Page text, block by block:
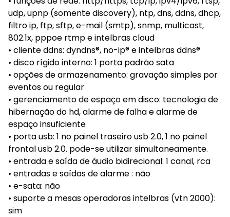
udp, upnp (somente discovery), ntp, dns, ddns, dhcp,
filtro ip, ftp, sftp, e-mail (smtp), snmp, multicast,
802.1x, pppoe rtmp e intelbras cloud
• cliente ddns: dyndns®, no-ip® e intelbras ddns®
• disco rígido interno: 1 porta padrão sata
• opções de armazenamento: gravação simples por
eventos ou regular
• gerenciamento de espaço em disco: tecnologia de
hibernação do hd, alarme de falha e alarme de
espaço insuficiente
• porta usb: 1 no painel traseiro usb 2.0, 1 no painel
frontal usb 2.0. pode-se utilizar simultaneamente.
• entrada e saída de áudio bidirecional: 1 canal, rca
• entradas e saídas de alarme : não
• e-sata: não
• suporte a mesas operadoras intelbras (vtn 2000):
sim